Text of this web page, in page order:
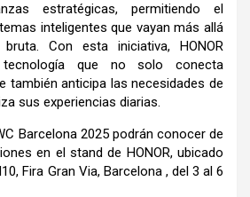
estratégicas, permitiendo el
inteligentes que vayan más allá
bruta. Con esta iniciativa, HONOR
que no solo conecta
también anticipa las necesidades de
sus experiencias diarias.
Barcelona 2025 podrán conocer de
en el stand de HONOR, ubicado
Fira Gran Via, Barcelona , ​​del 3 al 6